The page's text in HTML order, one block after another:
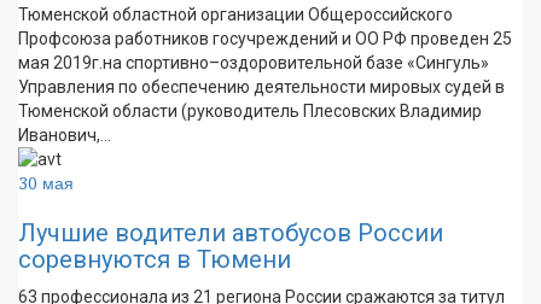
Тюменской областной организации Общероссийского
Профсоюза работников госучреждений и ОО РФ проведен 25
мая 2019г.на спортивно–оздоровительной базе «Сингуль»
Управления по обеспечению деятельности мировых судей в
Тюменской области (руководитель Плесовских Владимир
Иванович,…
30 мая
Лучшие водители автобусов России
соревнуются в Тюмени
63 профессионала из 21 региона России сражаются за титул